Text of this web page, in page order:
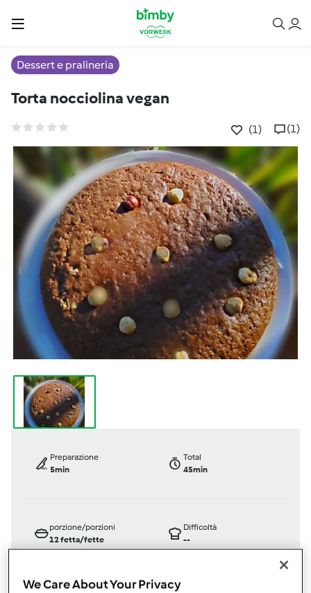
Dessert e pralineria
Torta nocciolina vegan
(1) (1)
Preparazione
5min
Total
45min
porzione/porzioni
12fetta/fette
Difficoltà
--
We Care About Your Privacy